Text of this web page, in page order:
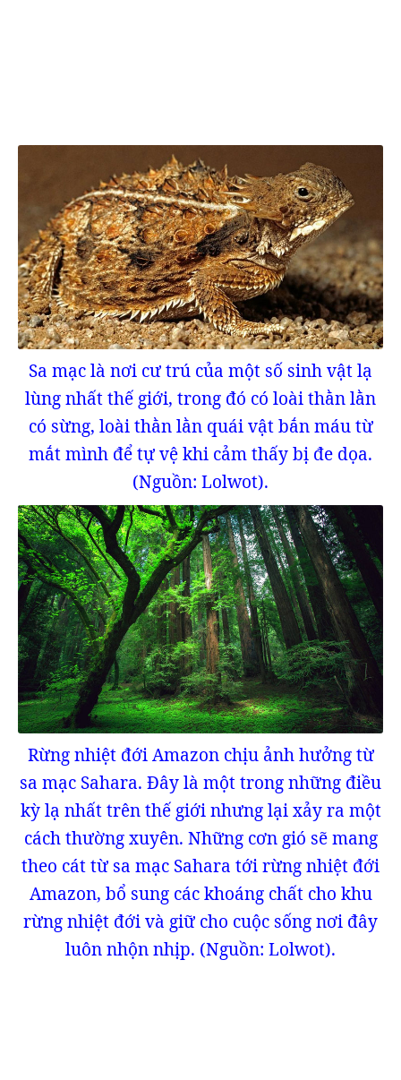
Sa mạc là nơi cư trú của một số sinh vật lạ
lùng nhất thế giới, trong đó có loài thằn lằn
có sừng, loài thằn lằn quái vật bắn máu từ
mắt mình để tự vệ khi cảm thấy bị đe dọa.
(Nguồn: Lolwot).
Rừng nhiệt đới Amazon chịu ảnh hưởng từ
sa mạc Sahara. Đây là một trong những điều
kỳ lạ nhất trên thế giới nhưng lại xảy ra một
cách thường xuyên. Những cơn gió sẽ mang
theo cát từ sa mạc Sahara tới rừng nhiệt đới
Amazon, bổ sung các khoáng chất cho khu
rừng nhiệt đới và giữ cho cuộc sống nơi đây
luôn nhộn nhịp. (Nguồn: Lolwot).